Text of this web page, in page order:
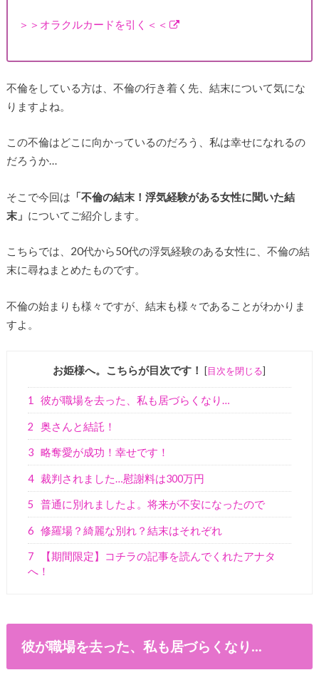
＞＞オラクルカードを引く＜＜
不倫をしている方は、不倫の行き着く先、結末について気にな
りますよね。
この不倫はどこに向かっているのだろう、私は幸せになれるの
だろうか…
そこで今回は 「不倫の結末！浮気経験がある女性に聞いた結
末」 についてご紹介します。
こちらでは、20代から50代の浮気経験のある女性に、不倫の結
末に尋ねまとめたものです。
不倫の始まりも様々ですが、結末も様々であることがわかりま
すよ。
お姫様へ。こちらが目次です！ [目次を閉じる]
1 彼が職場を去った、私も居づらくなり…
2 奥さんと結託！
3 略奪愛が成功！幸せです！
4 裁判されました…慰謝料は300万円
5 普通に別れましたよ。将来が不安になったので
6 修羅場？綺麗な別れ？結末はそれぞれ
7
【期間限定】コチラの記事を読んでくれたアナタ
へ！
彼が職場を去った、私も居づらくなり…